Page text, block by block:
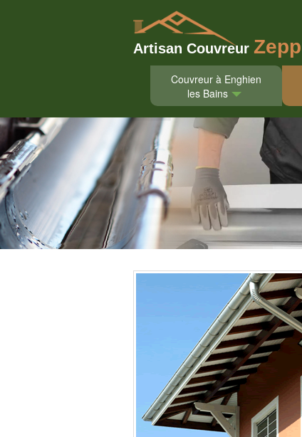
Artisan Couvreur Zepp
Couvreur à Enghien
les Bains